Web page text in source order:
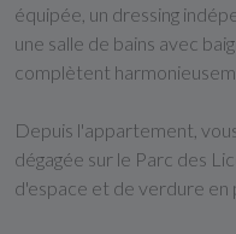
équipée, un dressing
une salle de bains avec
complètent
Depuis l'appartement,
dégagée sur le Parc des
d'espace et de verdure en